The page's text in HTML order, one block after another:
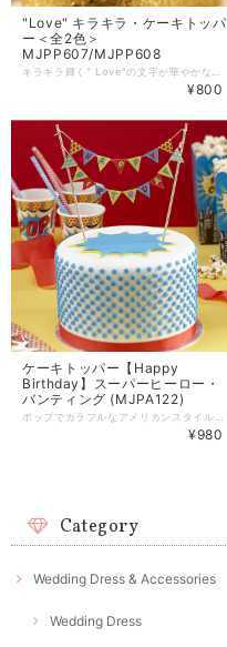
"Love" キラキラ・ケーキトッパ
ー＜全2色＞
MJPP607/MJPP608
¥800
ケーキトッパー【Happy
Birthday】スーパーヒーロー・
バンティング (MJPA122)
¥980
Category
Wedding Dress & Accessories
Wedding Dress